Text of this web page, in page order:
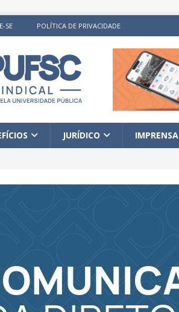
SE POLÍTICA DE PRIVACIDADE
JURÍDICO IMPRENSA